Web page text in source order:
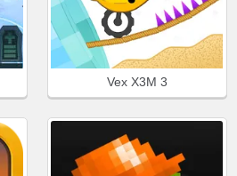
Vex X3M 3